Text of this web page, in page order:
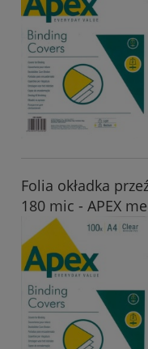
Folia okładka
180 mic - APEX